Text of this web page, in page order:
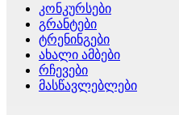
კონკურსები
გრანტები
ტრენინგები
ახალი ამბები
რჩევები
მასწავლებლები